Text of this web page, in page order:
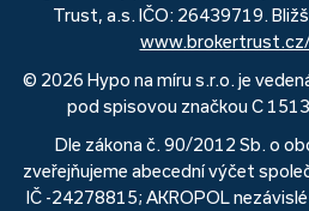
Trust, a.s. IČO: 26439719.
© 2026 Hypo na míru s.r.o. je
pod spisovou značkou C
Dle zákona č. 90/2012 Sb. o
zveřejňujeme abecední výčet
IČ -24278815; AKROPOL